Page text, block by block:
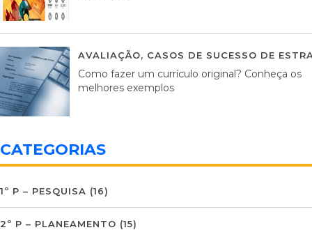
AVALIAÇÃO, CASOS DE SUCESSO DE
Como fazer um currículo original? Conheça os
melhores exemplos
CATEGORIAS
1º P – PESQUISA (16)
2º P – PLANEAMENTO (15)